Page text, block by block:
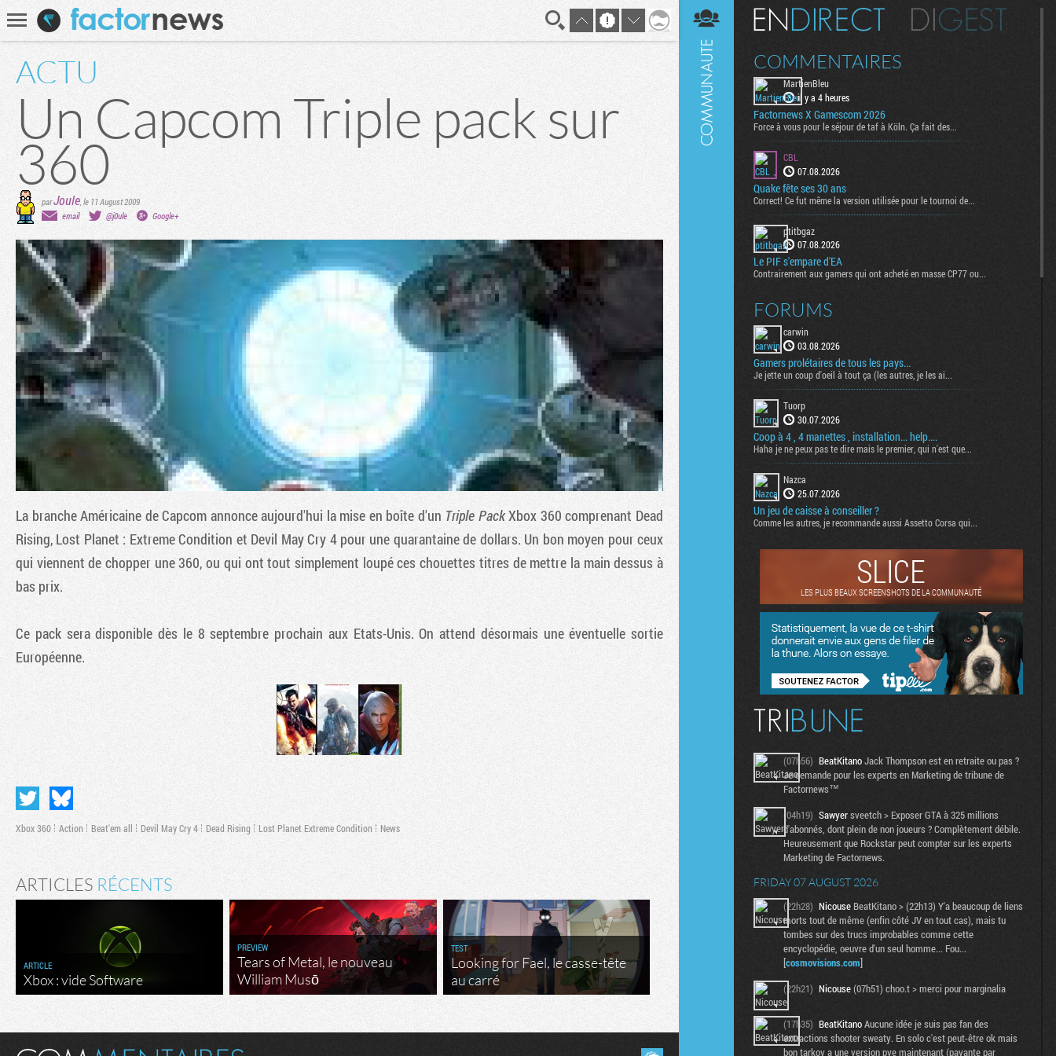
Recherche
ACTU
Un Capcom Triple pack sur
360
parJoule,le 11 August 2009
email
@j0ule Google+
La branche Américaine de Capcom annonce aujourd'hui la mise en boîte d'un Triple PackXbox 360 comprenant Dead
Rising, Lost Planet : Extreme Condition et Devil May Cry 4pour une quarantaine de dollars. Un bon moyen pour ceux
qui viennent de chopper une 360, ou qui ont tout simplement loupé ces chouettes titres de mettre la main dessus à
bas prix.
Ce pack sera disponible dès le 8 septembre prochain aux Etats-Unis. On attend désormais une éventuelle sortie
Européenne.
Xbox 360 Action Beat'em all Devil May Cry 4 Dead Rising Lost Planet Extreme Condition News
ARTICLES RÉCENTS
ARTICLE
Xbox : vide Software
PREVIEW
Tears of Metal, le nouveau
William Musō
TEST
Looking for Fael, le casse-tête
au carré
En direct Digest
COMMENTAIRES
MartienBleu
il y a 4 heures
Factornews X Gamescom 2026
Force à vous pour le séjour de taf à Köln. Ça fait des...
CBL
07.08.2026
Quake fête ses 30 ans
Correct! Ce fut même la version utilisée pour le tournoi de...
ptitbgaz
07.08.2026
Le PIF s'empare d'EA
Contrairement aux gamers qui ont acheté en masse CP77 ou...
FORUMS
carwin
03.08.2026
Gamers prolétaires de tous les pays...
Je jette un coup d'oeil à tout ça (les autres, je les ai...
Tuorp
30.07.2026
Coop à 4 , 4 manettes , installation... help....
Haha je ne peux pas te dire mais le premier, qui n'est que...
Nazca
25.07.2026
Un jeu de caisse à conseiller ?
Comme les autres, je recommande aussi Assetto Corsa qui...
SLICE
LES PLUS BEAUX SCREENSHOTS DE LA COMMUNAUTÉ
(07h56) BeatKitanoJack Thompson est en retraite ou pas ?
Je demande pour les experts en Marketing de tribune de
Factornews™
(04h19) Sawyersveetch > Exposer GTA à 325 millions
d'abonnés, dont plein de non joueurs ? Complètement débile.
Heureusement que Rockstar peut compter sur les experts
Marketing de Factornews.
FRIDAY 07 AUGUST 2026
(22h28) Nicouse BeatKitano > (22h13) Y'a beaucoup de liens
morts tout de même (enfin côté JV en tout cas), mais tu
tombes sur des trucs improbables comme cette
encyclopédie, oeuvre d'un seul homme... Fou...
[cosmovisions.com]
(22h21) Nicouse(07h51) choo.t > merci pour marginalia
(17h35) BeatKitanoAucune idée je suis pas fan des
extractions shooter sweaty. En solo c'est peut-être ok mais
bon tarkov a une version pve maintenant (payante par